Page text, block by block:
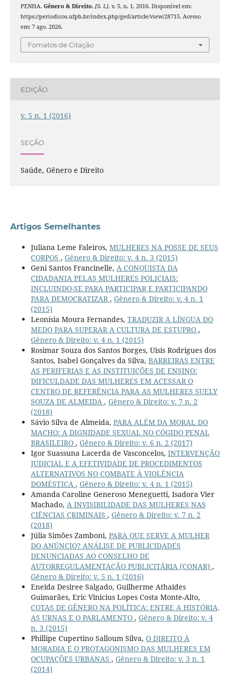
PENHA. Gênero & Direito, [S. l.], v. 5, n. 1, 2016. Disponível em:
https://periodicos.ufpb.br/index.php/ged/article/view/28715. Acesso
em: 7 ago. 2026.
Fomatos de Citação
EDIÇÃO
v. 5 n. 1 (2016)
SEÇÃO
Saúde, Gênero e Direito
Artigos Semelhantes
Juliana Leme Faleiros, MULHERES NA POSSE DE SEUS
CORPOS , Gênero & Direito: v. 4 n. 3 (2015)
Geni Santos Francinelle, A CONQUISTA DA
CIDADANIA PELAS MULHERES POLICIAIS:
INCLUINDO-SE PARA PARTICIPAR E PARTICIPANDO
PARA DEMOCRATIZAR, Gênero & Direito: v. 4 n. 1
(2015)
Leonísia Moura Fernandes, TRADUZIR A LÍNGUA DO
MEDO PARA SUPERAR A CULTURA DE ESTUPRO ,
Gênero & Direito: v. 4 n. 1 (2015)
Rosimar Souza dos Santos Borges, Uisis Rodrigues dos
Santos, Isabel Gonçalves da Silva, BARREIRAS ENTRE
AS PERIFERIAS E AS INSTITUIÇÕES DE ENSINO:
DIFICULDADE DAS MULHERES EM ACESSAR O
CENTRO DE REFERÊNCIA PARA AS MULHERES SUELY
SOUZA DE ALMEIDA , Gênero & Direito: v. 7 n. 2
(2018)
Sávio Silva de Almeida, PARA ALÉM DA MORAL DO
MACHO: A DIGNIDADE SEXUAL NO CÓGIDO PENAL
BRASILEIRO , Gênero & Direito: v. 6 n. 2 (2017)
Igor Suassuna Lacerda de Vasconcelos, INTERVENÇÃO
JUDICIAL E A EFETIVIDADE DE PROCEDIMENTOS
ALTERNATIVOS NO COMBATE À VIOLÊNCIA
DOMÉSTICA , Gênero & Direito: v. 4 n. 1 (2015)
Amanda Caroline Generoso Meneguetti, Isadora Vier
Machado, A INVISIBILIDADE DAS MULHERES NAS
CIÊNCIAS CRIMINAIS , Gênero & Direito: v. 7 n. 2
(2018)
Júlia Simões Zamboni, PARA QUE SERVE A MULHER
DO ANÚNCIO? ANÁLISE DE PUBLICIDADES
DENUNCIADAS AO CONSELHO DE
AUTORREGULAMENTAÇÃO PUBLICITÁRIA (CONAR) ,
Gênero & Direito: v. 5 n. 1 (2016)
Eneida Desiree Salgado, Guilherme Athaides
Guimarães, Eric Vinicius Lopes Costa Monte-Alto,
COTAS DE GÊNERO NA POLÍTICA: ENTRE A HISTÓRIA,
AS URNAS E O PARLAMENTO , Gênero & Direito: v. 4
n. 3 (2015)
Phillipe Cupertino Salloum Silva, O DIREITO À
MORADIA E O PROTAGONISMO DAS MULHERES EM
OCUPAÇÕES URBANAS , Gênero & Direito: v. 3 n. 1
(2014)